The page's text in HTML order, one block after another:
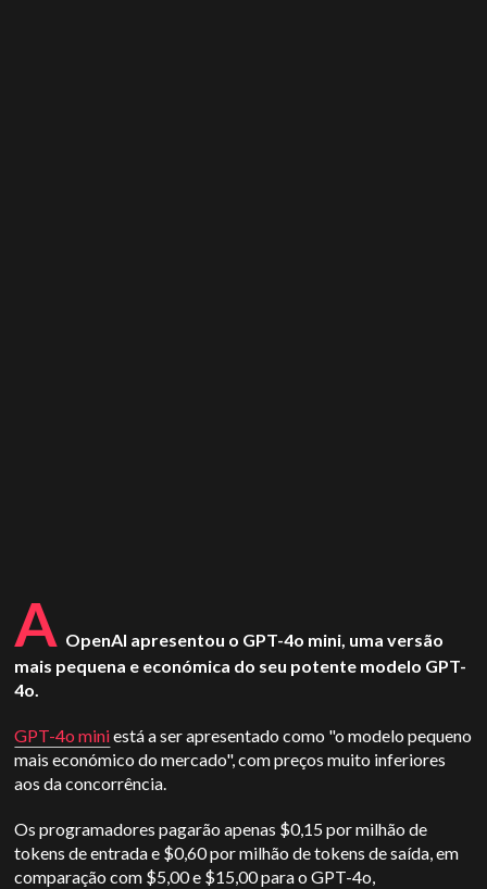
A OpenAI apresentou o GPT-4o mini, uma versão
mais pequena e económica do seu potente modelo GPT-
4o.
GPT-4o miniestá a ser apresentado como "o modelo pequeno
mais económico do mercado", com preços muito inferiores
aos da concorrência.
Os programadores pagarão apenas $0,15 por milhão de
tokens de entrada e $0,60 por milhão de tokens de saída, em
comparação com $5,00 e $15,00 para o GPT-4o,